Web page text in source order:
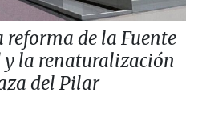
de la Fuente
la renaturalización
del Pilar